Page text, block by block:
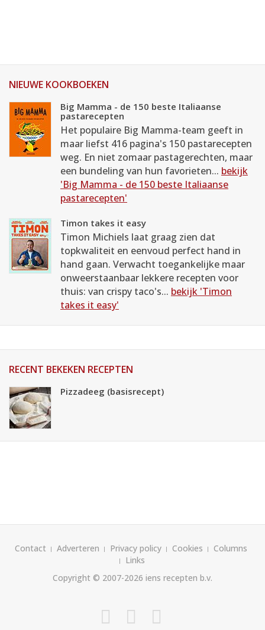
NIEUWE KOOKBOEKEN
Big Mamma - de 150 beste Italiaanse
pastarecepten
Het populaire Big Mamma-team geeft in
maar liefst 416 pagina's 150 pastarecepten
weg. En niet zomaar pastagerechten, maar
een bundeling van hun favorieten... bekijk
'Big Mamma - de 150 beste Italiaanse
pastarecepten'
Timon takes it easy
Timon Michiels laat graag zien dat
topkwaliteit en eenvoud perfect hand in
hand gaan. Verwacht toegankelijke maar
onweerstaanbaar lekkere recepten voor
thuis: van crispy taco's... bekijk 'Timon
takes it easy'
RECENT BEKEKEN RECEPTEN
Pizzadeeg (basisrecept)
Contact Adverteren Privacy policy Cookies
Columns
Links
Copyright © 2007-2026 iens recepten b.v.